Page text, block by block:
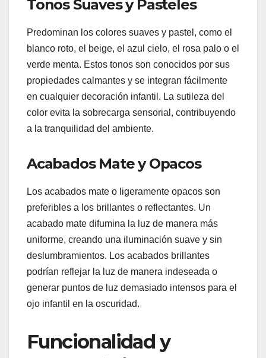
Tonos Suaves y Pasteles
Predominan los colores suaves y pastel, como el
blanco roto, el beige, el azul cielo, el rosa palo o el
verde menta. Estos tonos son conocidos por sus
propiedades calmantes y se integran fácilmente
en cualquier decoración infantil. La sutileza del
color evita la sobrecarga sensorial, contribuyendo
a la tranquilidad del ambiente.
Acabados Mate y Opacos
Los acabados mate o ligeramente opacos son
preferibles a los brillantes o reflectantes. Un
acabado mate difumina la luz de manera más
uniforme, creando una iluminación suave y sin
deslumbramientos. Los acabados brillantes
podrían reflejar la luz de manera indeseada o
generar puntos de luz demasiado intensos para el
ojo infantil en la oscuridad.
Funcionalidad y